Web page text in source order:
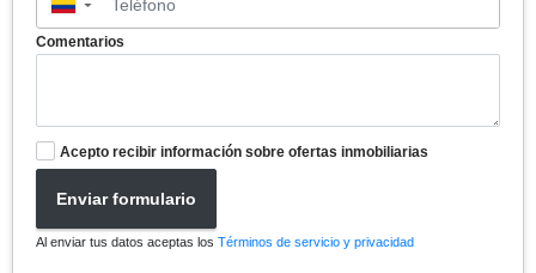
▼
Comentarios
Acepto recibir información sobre ofertas inmobiliarias
Enviar formulario
Al enviar tus datos aceptas los Términos de servicio y privacidad